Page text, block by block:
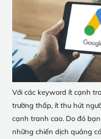
Với các keyword ít cạnh
trường thấp, ít thu hút
cạnh tranh cao. Do đó
những chiến dịch quảng